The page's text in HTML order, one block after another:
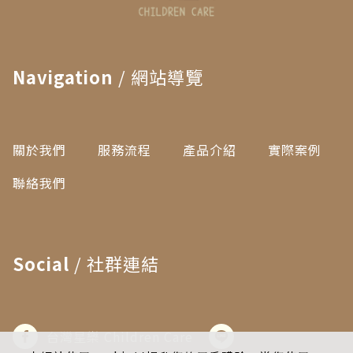
Navigation / 網站導覽
關於我們 服務流程 產品介紹
實際案例
聯絡我們
Social / 社群連結
台灣星樂 Children Care